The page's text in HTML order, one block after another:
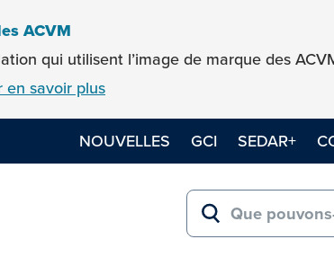
ACVM
qui utilisent l’image de marque des
en savoir plus
NOUVELLES GCI SEDAR+
Search for:
RECHERCHER